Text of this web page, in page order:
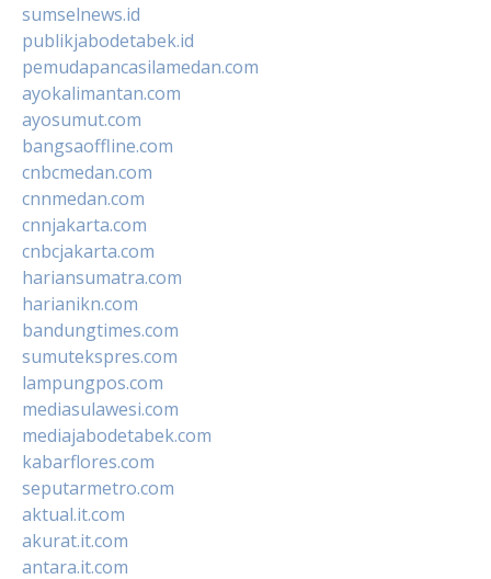
sumselnews.id
publikjabodetabek.id
pemudapancasilamedan.com
ayokalimantan.com
ayosumut.com
bangsaoffline.com
cnbcmedan.com
cnnmedan.com
cnnjakarta.com
cnbcjakarta.com
hariansumatra.com
harianikn.com
bandungtimes.com
sumutekspres.com
lampungpos.com
mediasulawesi.com
mediajabodetabek.com
kabarflores.com
seputarmetro.com
aktual.it.com
akurat.it.com
antara.it.com